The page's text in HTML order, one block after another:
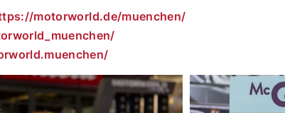
motorworld.de/muenchen/